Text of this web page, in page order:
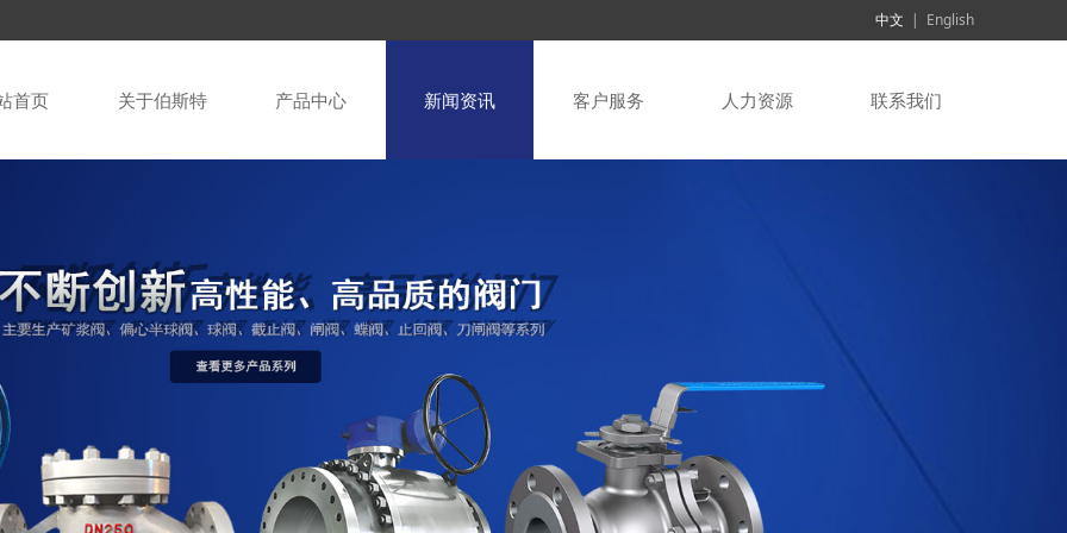
中文 | English
首页 关于伯斯特 产品中心 新闻资讯 客户服务 人力资源 联系我们